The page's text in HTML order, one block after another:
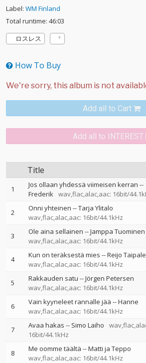
Label: WM Finland
Total runtime: 46:03
ロスレス
How To Buy
Add all to Cart
Add all to INTEREST
Title
1 Jos ollaan yhdessä viimeisen kerran --
Frederik wav,flac,alac,aac: 16bit/
2 Onni yhteinen --Tarja Ylitalo
wav,flac,alac,aac: 16bit/44.1kHz
3 Ole aina sellainen --Jamppa Tuominen
wav,flac,alac,aac: 16bit/44.1kHz
4 Kun on teräksestä mies --Reijo Taipale
wav,flac,alac,aac: 16bit/44.1kHz
5 Rakkauden satu --Jörgen Petersen
wav,flac,alac,aac: 16bit/44.1kHz
6 Vain kyyneleet rannalle jää --Hanne
wav,flac,alac,aac: 16bit/44.1kHz
7 Avaa hakas -- Simo Laiho
16bit/44.1kHz
8 Me oomme täältä --Matti ja Teppo
wav,flac,alac,aac: 16bit/44.1kHz